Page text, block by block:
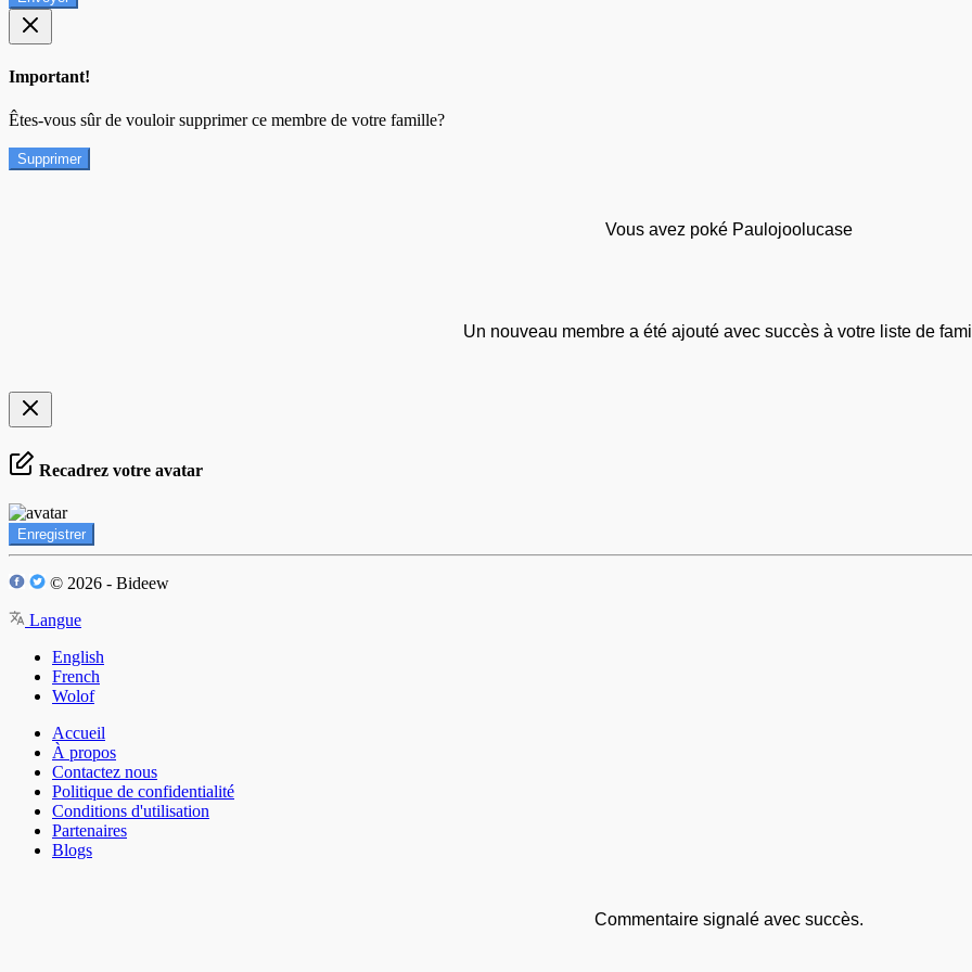
Important!
Êtes-vous sûr de vouloir supprimer ce membre de votre famille?
Supprimer
Vous avez poké Paulojoolucase
Un nouveau membre a été ajouté avec succès à votre liste de
Recadrez votre avatar
Enregistrer
© 2026 - Bideew
Langue
English
French
Wolof
Accueil
À propos
Contactez nous
Politique de confidentialité
Conditions d'utilisation
Partenaires
Blogs
Commentaire signalé avec succès.